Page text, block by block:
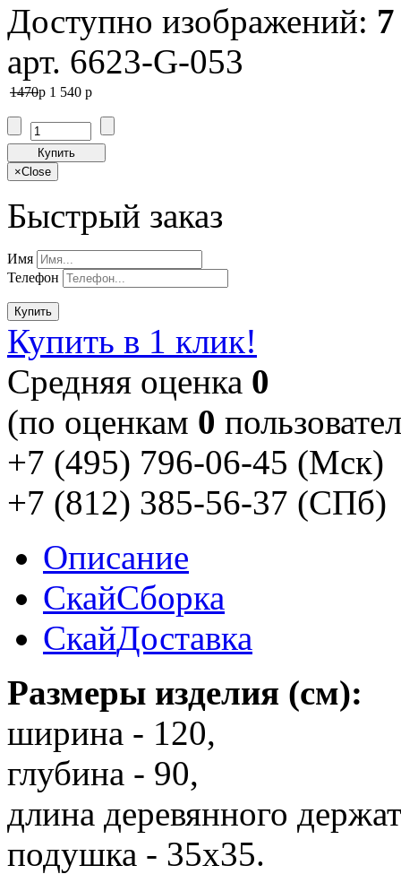
Доступно изображений: 7
арт. 6623-G-053
1470p 1 540 p
Купить
×Close
Быстрый заказ
Имя
Телефон
Купить
Купить в 1 клик!
Cредняя оценка 0
(по оценкам 0
+7 (495) 796-06-45 (Мск)
+7 (812) 385-56-37 (СПб)
Описание
СкайСборка
СкайДоставка
Размеры изделия (см):
ширина - 120,
глубина - 90,
длина деревянного
подушка - 35х35.